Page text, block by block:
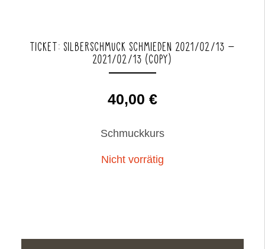
TICKET: SILBERSCHMUCK SCHMIEDEN 2021/02/13 –
2021/02/13 (COPY)
40,00 €
Schmuckkurs
Nicht vorrätig